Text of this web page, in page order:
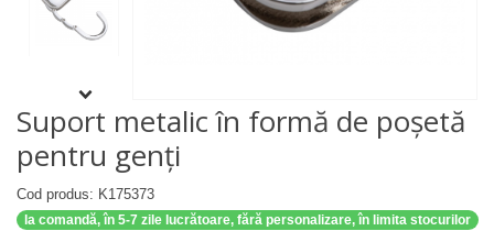
Suport metalic în formă de poșetă
pentru genți
Cod produs: K175373
la comandă, în 5-7 zile lucrătoare, fără personalizare, în limita stocurilor